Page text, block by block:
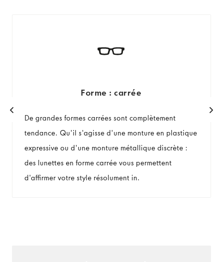
Forme : carrée
De grandes formes carrées sont complètement
tendance. Qu'il s'agisse d'une monture en plastique
expressive ou d'une monture métallique discrète :
des lunettes en forme carrée vous permettent
d'affirmer votre style résolument in.